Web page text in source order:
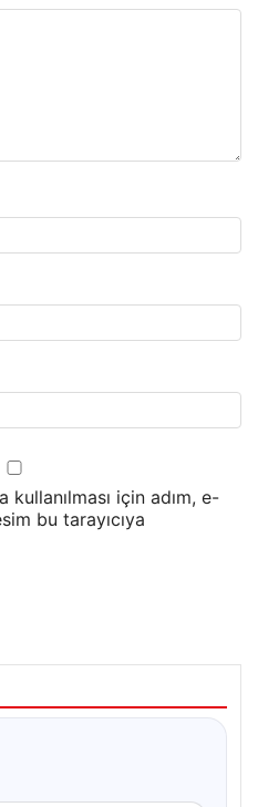
için adım, e-
bu tarayıcıya